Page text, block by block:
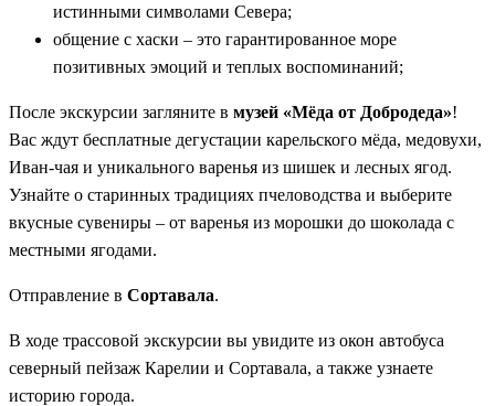
истинными символами Севера;
общение с хаски – это гарантированное море
позитивных эмоций и теплых воспоминаний;
После экскурсии загляните в музей «Мёда от Добродеда»!
Вас ждут бесплатные дегустации карельского мёда, медовухи,
Иван-чая и уникального варенья из шишек и лесных ягод.
Узнайте о старинных традициях пчеловодства и выберите
вкусные сувениры – от варенья из морошки до шоколада с
местными ягодами.
Отправление в Сортавала.
В ходе трассовой экскурсии вы увидите из окон автобуса
северный пейзаж Карелии и Сортавала, а также узнаете
историю города.